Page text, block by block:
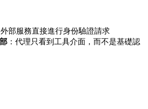
外部服務直接進行身份驗證請求
：代理只看到工具介面，而不是基礎認